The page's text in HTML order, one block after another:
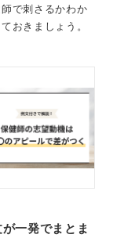
望動機を作成
域に貢献して
に触れ、街の
告げてみてく
、これまで以
います。
で刺さるかわか
おきましょう。
一発でまとま